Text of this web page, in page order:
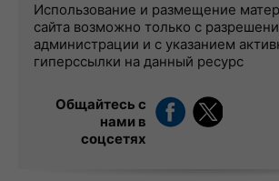
Использование и размещение
сайта возможно только с
администрации и с указанием
гиперссылки на данный ресурс
Общайтесь с
нами в
соцсетях